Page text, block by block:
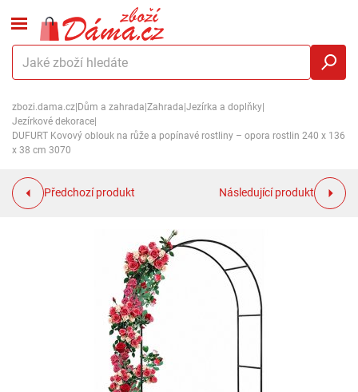
zbozi.dama.cz Dům a zahrada Zahrada Jezírka a doplňky
Jezírkové dekorace
DUFURT Kovový oblouk na růže a popínavé rostliny – opora rostlin 240 x 136
x 38 cm 3070
Předchozí produkt Následující produkt